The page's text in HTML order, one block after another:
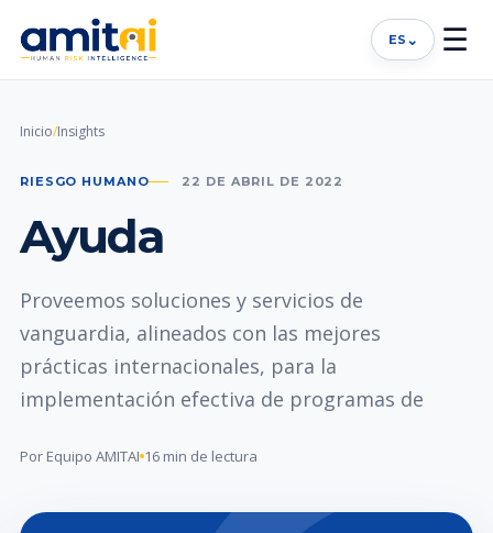
ES ⌄ ☰
Inicio/Insights
RIESGO HUMANO 22 DE ABRIL DE 2022
Ayuda
Proveemos soluciones y servicios de
vanguardia, alineados con las mejores
prácticas internacionales, para la
implementación efectiva de programas de
Por Equipo AMITAI 16 min de lectura